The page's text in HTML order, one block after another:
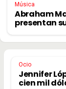
Música
Abraham
presentan
Ocio
Jennifer
cien mil